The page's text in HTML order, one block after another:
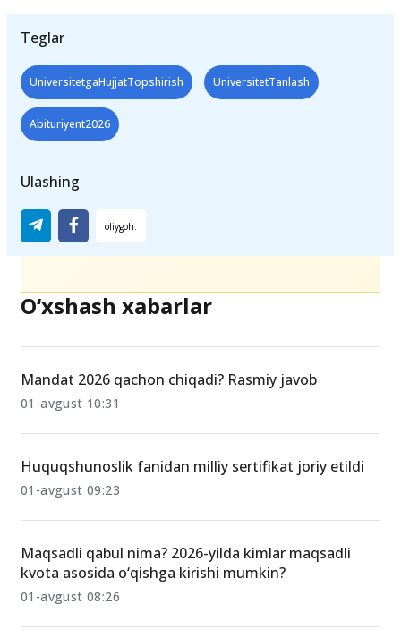
Teglar
UniversitetgaHujjatTopshirish UniversitetTanlash
Abituriyent2026
Ulashing
O‘xshash xabarlar
Mandat 2026 qachon chiqadi? Rasmiy javob
01-avgust 10:31
Huquqshunoslik fanidan milliy sertifikat joriy etildi
01-avgust 09:23
Maqsadli qabul nima? 2026-yilda kimlar maqsadli
kvota asosida o‘qishga kirishi mumkin?
01-avgust 08:26